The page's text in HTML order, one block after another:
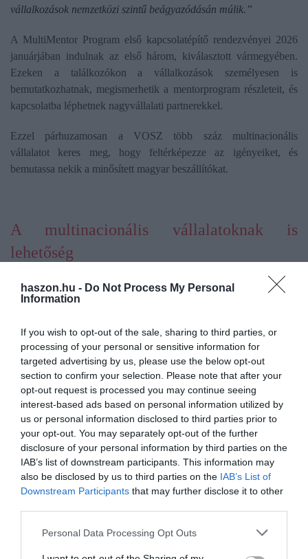
haszon.hu - Do Not Process My Personal
Information
If you wish to opt-out of the sale, sharing to third parties, or
processing of your personal or sensitive information for
targeted advertising by us, please use the below opt-out
section to confirm your selection. Please note that after your
opt-out request is processed you may continue seeing
interest-based ads based on personal information utilized by
us or personal information disclosed to third parties prior to
your opt-out. You may separately opt-out of the further
disclosure of your personal information by third parties on the
IAB’s list of downstream participants. This information may
also be disclosed by us to third parties on the IAB’s List of
Downstream Participants that may further disclose it to other
Please note that this website/app uses one or more Google
Personal Data Processing Opt Outs
vállalkozások nemzetközi szintű beágyazódásán múlik.”
A MultiMentor Program első kapcsolatépítő rendezvényei 2026
januárjában indulnak az első három, kiválasztott vármegyében.
Ezeken a találkozókon a vállalkozások személyesen is
bemutatkozhatnak, megismerhetik a mentorprogram részleteit, és
kapcsolatba léphetnek nagyvállalati partnerekkel.
Ezzel párhuzamosan a VOSZ több száz multinacionális
vállalatot keres meg, hogy feltérképezze az igényeiket, és
bemutassa nekik a minősített magyar beszállítókat.
A multinacionális vállalatoknak is
lehetőség
A VOSZ MultiMentor Program nemcsak a hazai KKV-knak kínál
fejlődési lehetőséget, hanem a multinacionális vállalatok számára
A VOSZ által minősített beszállítói körhöz csatlakozva a
multik időt és erőforrást takaríthatnak meg, hiszen a programban
részt vevő vállalkozások már egy előzetesen ellenőrzött és
mentorált körből kerülnek ki.
„A MultiMentor Program biztonságos és átlátható csatornát kínál
a multiknak a legjobb magyar beszállítók elérésére. A VOSZ
célja, hogy a nemzetközi nagyvállalatoknak ne kelljen a nulláról
építeniük a beszállítói hálózatot – mi elvégezzük az előszűrést, és
garantáljuk a minőséget.” – mondta Eppel János, a VOSZ
elnöke.
A VOSZ várja azoknak a nagyvállalatoknak a jelentkezését is,